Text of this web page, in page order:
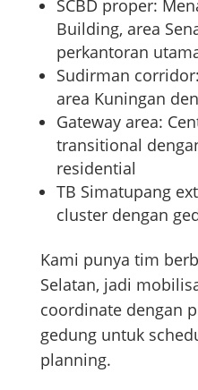
SCBD proper:
Building, area
perkantoran
Sudirman
area Kuningan
Gateway area:
transitional
residential
TB Simatupang
cluster dengan
Kami punya tim
Selatan, jadi
coordinate dengan
gedung untuk
planning.